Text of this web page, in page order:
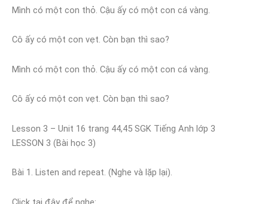
Mình có một con thỏ. Cậu ấy có một con cá vàng.
Cô ấy có một con vẹt. Còn bạn thì sao?
Mình có một con thỏ. Cậu ấy có một con cá vàng.
Cô ấy có một con vẹt. Còn bạn thì sao?
Lesson 3 – Unit 16 trang 44,45 SGK Tiếng Anh lớp 3
LESSON 3 (Bài học 3)
Bài 1. Listen and repeat. (Nghe và lặp lại).